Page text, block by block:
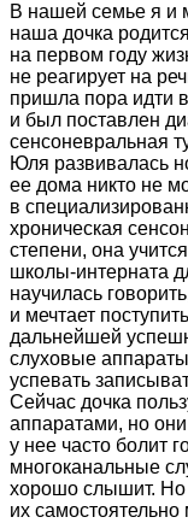
В нашей семье я и
наша дочка
на первом году
не реагирует на
пришла пора идти
и был поставлен
сенсоневральная
Юля развивалась
ее дома никто не
в
хроническая
степени, она
школы-интерната
научилась
и мечтает
дальнейшей
слуховые
успевать
Сейчас дочка
аппаратами, но они
у нее часто болит
многоканальные
хорошо слышит. Но
их